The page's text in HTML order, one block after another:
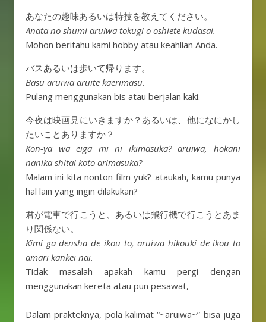
あなたの趣味あるいは特技を教えてください。
Anata no shumi aruiwa tokugi o oshiete kudasai.
Mohon beritahu kami hobby atau keahlian Anda.
バスあるいは歩いて帰ります。
Basu aruiwa aruite kaerimasu.
Pulang menggunakan bis atau berjalan kaki.
今夜は映画見にいきますか？あるいは、他になにかし
たいことありますか？
Kon-ya wa eiga mi ni ikimasuka? aruiwa, hokani
nanika shitai koto arimasuka?
Malam ini kita nonton film yuk? ataukah, kamu punya
hal lain yang ingin dilakukan?
君が電車で行こうと、あるいは飛行機で行こうとあま
り関係ない。
Kimi ga densha de ikou to, aruiwa hikouki de ikou to
amari kankei nai.
Tidak masalah apakah kamu pergi dengan
menggunakan kereta atau pun pesawat,
Dalam prakteknya, pola kalimat “~aruiwa~” bisa juga